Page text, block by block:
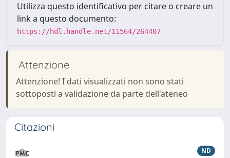
Utilizza questo identificativo per citare o creare un
link a questo documento:
https://hdl.handle.net/11564/264407
Attenzione
Attenzione! I dati visualizzati non sono stati
sottoposti a validazione da parte dell'ateneo
Citazioni
ND